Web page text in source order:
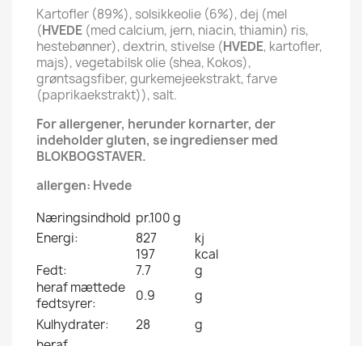
Kartofler (89%), solsikkeolie (6%), dej (mel
(HVEDE (med calcium, jern, niacin, thiamin) ris,
hestebønner), dextrin, stivelse (HVEDE, kartofler,
majs), vegetabilsk olie (shea, Kokos),
grøntsagsfiber, gurkemejeekstrakt, farve
(paprikaekstrakt)), salt.
For allergener, herunder kornarter, der
indeholder gluten, se ingredienser med
BLOKBOGSTAVER.
allergen: Hvede
Næringsindhold pr.100 g
Energi:
827
kj
197
kcal
Fedt:
7.7
g
heraf mættede
fedtsyrer:
0.9
g
Kulhydrater:
28
g